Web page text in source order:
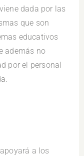
dada por las
que son
educativos
además no
por el personal
a los